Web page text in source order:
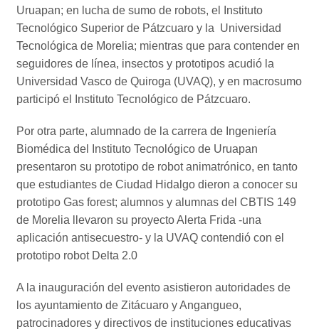
Uruapan; en lucha de sumo de robots, el Instituto
Tecnológico Superior de Pátzcuaro y la Universidad
Tecnológica de Morelia; mientras que para contender en
seguidores de línea, insectos y prototipos acudió la
Universidad Vasco de Quiroga (UVAQ), y en macrosumo
participó el Instituto Tecnológico de Pátzcuaro.
Por otra parte, alumnado de la carrera de Ingeniería
Biomédica del Instituto Tecnológico de Uruapan
presentaron su prototipo de robot animatrónico, en tanto
que estudiantes de Ciudad Hidalgo dieron a conocer su
prototipo Gas forest; alumnos y alumnas del CBTIS 149
de Morelia llevaron su proyecto Alerta Frida -una
aplicación antisecuestro- y la UVAQ contendió con el
prototipo robot Delta 2.0
A la inauguración del evento asistieron autoridades de
los ayuntamiento de Zitácuaro y Angangueo,
patrocinadores y directivos de instituciones educativas